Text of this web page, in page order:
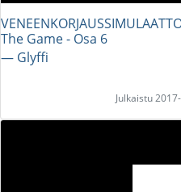
The Game - Osa 6
― Glyffi
Julkaistu